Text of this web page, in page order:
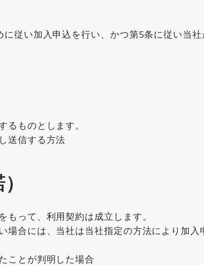
従い加入申込を行い、かつ第5条に従い当
るものとします。
送信する方法
もって、利用契約は成立します。
場合には、当社は当社指定の方法により加入
ことが判明した場合